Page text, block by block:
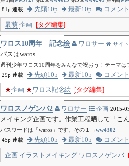
81p 連載
先頭10p 最新10p コメント
最萌 企画 [タグ編集]
ワロス10周年 記念絵 ワロサー サイト
パスはwaros
週刊少年ワロス10周年をみんなで祝おう！テーマは
29p 連載
先頭10p 最新10p コメント
★企画 ★ワロス記念絵 [タグ編集]
ワロスノゲンバ2 ワロサー 企画 2015-
メイキング企画です。作業工程晒して「こ
パスワードは「waros」です。その１→ww4302
45p 連載
先頭10p 最新10p コメント
企画 イラストメイキング ワロスノゲンバ